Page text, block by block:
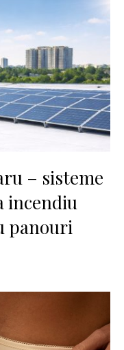
– sisteme
incendiu
panouri